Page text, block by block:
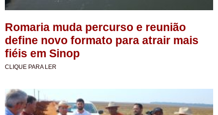
Romaria muda percurso e reunião
define novo formato para atrair mais
fiéis em Sinop
CLIQUE PARA LER